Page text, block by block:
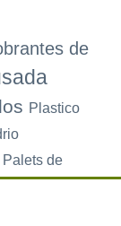
de
Plastico
Palets de